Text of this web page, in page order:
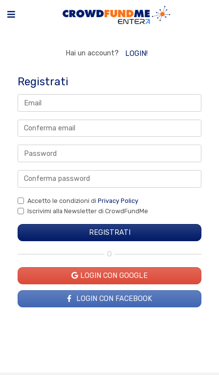
Hai un account? LOGIN!
Registrati
Accetto le condizioni di Privacy Policy
Iscrivimi alla Newsletter di CrowdFundMe
O
LOGIN CON GOOGLE
LOGIN CON FACEBOOK